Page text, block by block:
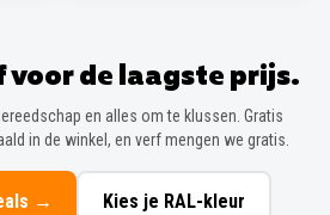
voor de laagste prijs.
en alles om te klussen. Gratis
in de winkel, en verf mengen we gratis.
→ Kies je RAL-kleur